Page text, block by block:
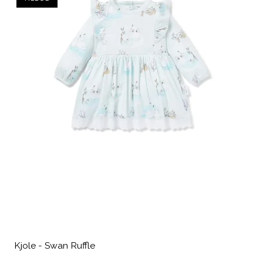
Kjole - Swan Ruffle